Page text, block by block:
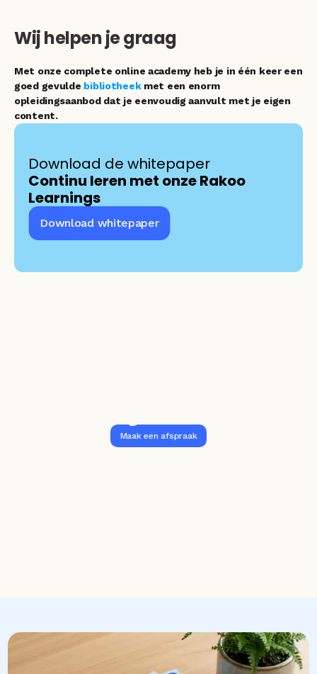
Wij helpen je graag
Met onze complete online academy heb je in één keer een
goed gevulde bibliotheek met een enorm
opleidingsaanbod dat je eenvoudig aanvult met je eigen
content.
Download de whitepaper
Continu leren met onze Rakoo
Learnings
Download whitepaper
Maak een afspraak